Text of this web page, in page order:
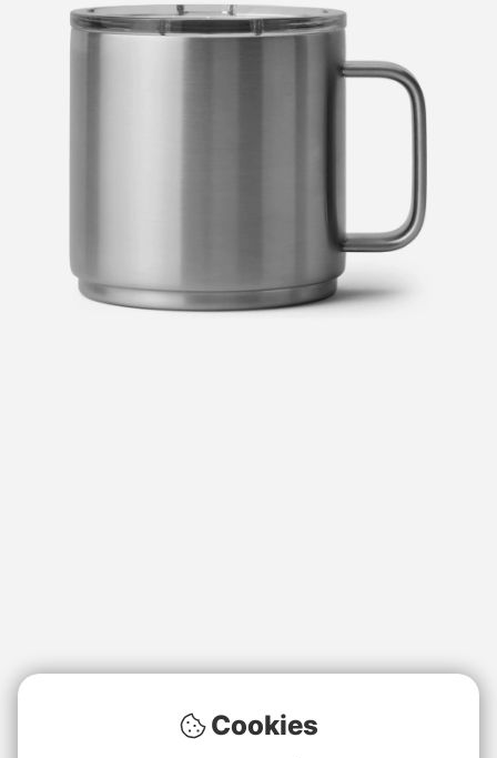
Cookies